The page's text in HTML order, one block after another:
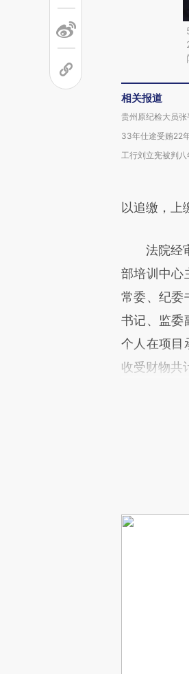
相关报道
贵州原纪检大员
33年仕途受贿22
工行刘立宪被判
以追缴，上
法院经审
部培训中心
常委、纪委
书记、监委
个人在项目
收受财物共